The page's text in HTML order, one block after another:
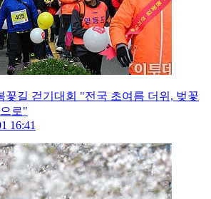
꽃길 걷기대회 "전국 초여름 더위, 벚꽃
로"
16:41